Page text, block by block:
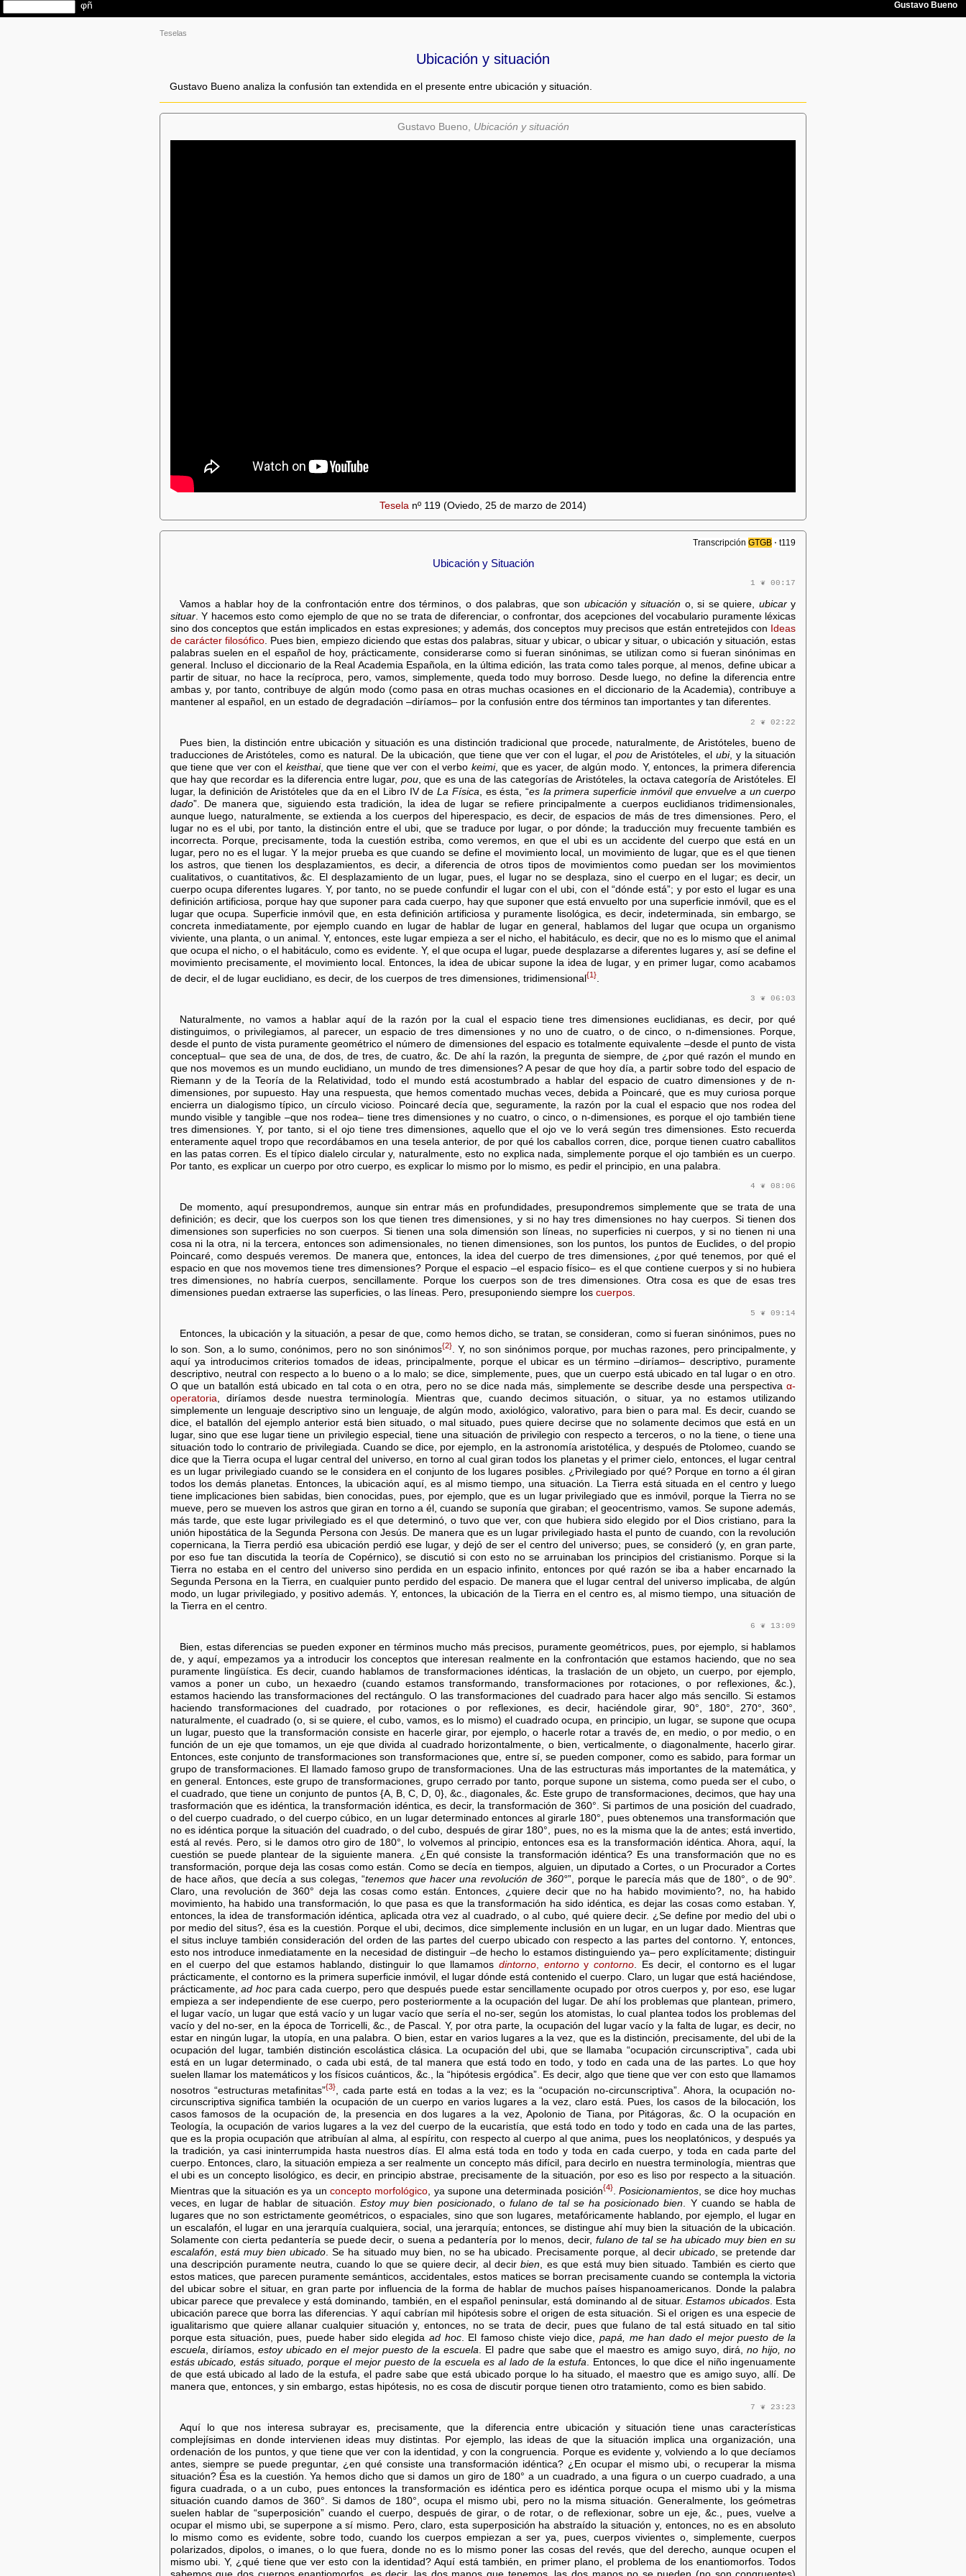
Teselas
Ubicación y situación
Gustavo Bueno analiza la confusión tan extendida en el presente entre ubicación y situación.
Gustavo Bueno, Ubicación y situación
Tesela nº 119 (Oviedo, 25 de marzo de 2014)
TranscripciónGTGB ⋅ t119
Ubicación y Situación
1 ❦ 00:17
Vamos a hablar hoy de la confrontación entre dos términos, o dos palabras, que son ubicacióny situacióno, si se quiere, ubicary
situar. Y hacemos esto como ejemplo de que no se trata de diferenciar, o confrontar, dos acepciones del vocabulario puramente léxicas
sino dos conceptos que están implicados en estas expresiones; y además, dos conceptos muy precisos que están entretejidos con Ideas
de carácter filosófico. Pues bien, empiezo diciendo que estas dos palabras, situar y ubicar, o ubicar y situar, o ubicación y situación, estas
palabras suelen en el español de hoy, prácticamente, considerarse como si fueran sinónimas, se utilizan como si fueran sinónimas en
general. Incluso el diccionario de la Real Academia Española, en la última edición, las trata como tales porque, al menos, define ubicar a
partir de situar, no hace la recíproca, pero, vamos, simplemente, queda todo muy borroso. Desde luego, no define la diferencia entre
ambas y, por tanto, contribuye de algún modo (como pasa en otras muchas ocasiones en el diccionario de la Academia), contribuye a
mantener al español, en un estado de degradación –diríamos– por la confusión entre dos términos tan importantes y tan diferentes.
2 ❦ 02:22
Pues bien, la distinción entre ubicación y situación es una distinción tradicional que procede, naturalmente, de Aristóteles, bueno de
traducciones de Aristóteles, como es natural. De la ubicación, que tiene que ver con el lugar, elpou de Aristóteles, el ubi, y la situación
que tiene que ver con el keisthai, que tiene que ver con el verbokeimi, que es yacer, de algún modo. Y, entonces, la primera diferencia
que hay que recordar es la diferencia entre lugar, pou, que es una de las categorías de Aristóteles, la octava categoría de Aristóteles. El
lugar, la definición de Aristóteles que da en el Libro IV deLa Física, es ésta, “es la primera superficie inmóvil que envuelve a un cuerpo
dado”. De manera que, siguiendo esta tradición, la idea de lugar se refiere principalmente a cuerpos euclidianos tridimensionales,
aunque luego, naturalmente, se extienda a los cuerpos del hiperespacio, es decir, de espacios de más de tres dimensiones. Pero, el
lugar no es el ubi, por tanto, la distinción entre el ubi, que se traduce por lugar, o por dónde; la traducción muy frecuente también es
incorrecta. Porque, precisamente, toda la cuestión estriba, como veremos, en que el ubi es un accidente del cuerpo que está en un
lugar, pero no es el lugar. Y la mejor prueba es que cuando se define el movimiento local, un movimiento de lugar, que es el que tienen
los astros, que tienen los desplazamientos, es decir, a diferencia de otros tipos de movimientos como puedan ser los movimientos
cualitativos, o cuantitativos, &c. El desplazamiento de un lugar, pues, el lugar no se desplaza, sino el cuerpo en el lugar; es decir, un
cuerpo ocupa diferentes lugares. Y, por tanto, no se puede confundir el lugar con el ubi, con el “dónde está”; y por esto el lugar es una
definición artificiosa, porque hay que suponer para cada cuerpo, hay que suponer que está envuelto por una superficie inmóvil, que es el
lugar que ocupa. Superficie inmóvil que, en esta definición artificiosa y puramente lisológica, es decir, indeterminada, sin embargo, se
concreta inmediatamente, por ejemplo cuando en lugar de hablar de lugar en general, hablamos del lugar que ocupa un organismo
viviente, una planta, o un animal. Y, entonces, este lugar empieza a ser el nicho, el habitáculo, es decir, que no es lo mismo que el animal
que ocupa el nicho, o el habitáculo, como es evidente. Y, el que ocupa el lugar, puede desplazarse a diferentes lugares y, así se define el
movimiento precisamente, el movimiento local. Entonces, la idea de ubicar supone la idea de lugar, y en primer lugar, como acabamos
de decir, el de lugar euclidiano, es decir, de los cuerpos de tres dimensiones, tridimensional{1}.
3 ❦ 06:03
Naturalmente, no vamos a hablar aquí de la razón por la cual el espacio tiene tres dimensiones euclidianas, es decir, por qué
distinguimos, o privilegiamos, al parecer, un espacio de tres dimensiones y no uno de cuatro, o de cinco, o n-dimensiones. Porque,
desde el punto de vista puramente geométrico el número de dimensiones del espacio es totalmente equivalente –desde el punto de vista
conceptual– que sea de una, de dos, de tres, de cuatro, &c. De ahí la razón, la pregunta de siempre, de ¿por qué razón el mundo en
que nos movemos es un mundo euclidiano, un mundo de tres dimensiones? A pesar de que hoy día, a partir sobre todo del espacio de
Riemann y de la Teoría de la Relatividad, todo el mundo está acostumbrado a hablar del espacio de cuatro dimensiones y de n-
dimensiones, por supuesto. Hay una respuesta, que hemos comentado muchas veces, debida a Poincaré, que es muy curiosa porque
encierra un dialogismo típico, un círculo vicioso. Poincaré decía que, seguramente, la razón por la cual el espacio que nos rodea del
mundo visible y tangible –que nos rodea– tiene tres dimensiones y no cuatro, o cinco, o n-dimensiones, es porque el ojo también tiene
tres dimensiones. Y, por tanto, si el ojo tiene tres dimensiones, aquello que el ojo ve lo verá según tres dimensiones. Esto recuerda
enteramente aquel tropo que recordábamos en una tesela anterior, de por qué los caballos corren, dice, porque tienen cuatro caballitos
en las patas corren. Es el típico dialelo circular y, naturalmente, esto no explica nada, simplemente porque el ojo también es un cuerpo.
Por tanto, es explicar un cuerpo por otro cuerpo, es explicar lo mismo por lo mismo, es pedir el principio, en una palabra.
4 ❦ 08:06
De momento, aquí presupondremos, aunque sin entrar más en profundidades, presupondremos simplemente que se trata de una
definición; es decir, que los cuerpos son los que tienen tres dimensiones, y si no hay tres dimensiones no hay cuerpos. Si tienen dos
dimensiones son superficies no son cuerpos. Si tienen una sola dimensión son líneas, no superficies ni cuerpos, y si no tienen ni una
cosa ni la otra, ni la tercera, entonces son adimensionales, no tienen dimensiones, son los puntos, los puntos de Euclides, o del propio
Poincaré, como después veremos. De manera que, entonces, la idea del cuerpo de tres dimensiones, ¿por qué tenemos, por qué el
espacio en que nos movemos tiene tres dimensiones? Porque el espacio –el espacio físico– es el que contiene cuerpos y si no hubiera
tres dimensiones, no habría cuerpos, sencillamente. Porque los cuerpos son de tres dimensiones. Otra cosa es que de esas tres
dimensiones puedan extraerse las superficies, o las líneas. Pero, presuponiendo siempre los cuerpos.
5 ❦ 09:14
Entonces, la ubicación y la situación, a pesar de que, como hemos dicho, se tratan, se consideran, como si fueran sinónimos, pues no
lo son. Son, a lo sumo, conónimos, pero no son sinónimos{2}. Y, no son sinónimos porque, por muchas razones, pero principalmente, y
aquí ya introducimos criterios tomados de ideas, principalmente, porque el ubicar es un término –diríamos– descriptivo, puramente
descriptivo, neutral con respecto a lo bueno o a lo malo; se dice, simplemente, pues, que un cuerpo está ubicado en tal lugar o en otro.
O que un batallón está ubicado en tal cota o en otra, pero no se dice nada más, simplemente se describe desde una perspectivaα-
operatoria , diríamos desde nuestra terminología. Mientras que, cuando decimos situación, o situar, ya no estamos utilizando
simplemente un lenguaje descriptivo sino un lenguaje, de algún modo, axiológico, valorativo, para bien o para mal. Es decir, cuando se
dice, el batallón del ejemplo anterior está bien situado, o mal situado, pues quiere decirse que no solamente decimos que está en un
lugar, sino que ese lugar tiene un privilegio especial, tiene una situación de privilegio con respecto a terceros, o no la tiene, o tiene una
situación todo lo contrario de privilegiada. Cuando se dice, por ejemplo, en la astronomía aristotélica, y después de Ptolomeo, cuando se
dice que la Tierra ocupa el lugar central del universo, en torno al cual giran todos los planetas y el primer cielo, entonces, el lugar central
es un lugar privilegiado cuando se le considera en el conjunto de los lugares posibles. ¿Privilegiado por qué? Porque en torno a él giran
todos los demás planetas. Entonces, la ubicación aquí, es al mismo tiempo, una situación. La Tierra está situada en el centro y luego
tiene implicaciones bien sabidas, bien conocidas, pues, por ejemplo, que es un lugar privilegiado que es inmóvil, porque la Tierra no se
mueve, pero se mueven los astros que giran en torno a él, cuando se suponía que giraban; el geocentrismo, vamos. Se supone además,
más tarde, que este lugar privilegiado es el que determinó, o tuvo que ver, con que hubiera sido elegido por el Dios cristiano, para la
unión hipostática de la Segunda Persona con Jesús. De manera que es un lugar privilegiado hasta el punto de cuando, con la revolución
copernicana, la Tierra perdió esa ubicación perdió ese lugar, y dejó de ser el centro del universo; pues, se consideró (y, en gran parte,
por eso fue tan discutida la teoría de Copérnico), se discutió si con esto no se arruinaban los principios del cristianismo. Porque si la
Tierra no estaba en el centro del universo sino perdida en un espacio infinito, entonces por qué razón se iba a haber encarnado la
Segunda Persona en la Tierra, en cualquier punto perdido del espacio. De manera que el lugar central del universo implicaba, de algún
modo, un lugar privilegiado, y positivo además. Y, entonces, la ubicación de la Tierra en el centro es, al mismo tiempo, una situación de
la Tierra en el centro.
6 ❦ 13:09
Bien, estas diferencias se pueden exponer en términos mucho más precisos, puramente geométricos, pues, por ejemplo, si hablamos
de, y aquí, empezamos ya a introducir los conceptos que interesan realmente en la confrontación que estamos haciendo, que no sea
puramente lingüística. Es decir, cuando hablamos de transformaciones idénticas, la traslación de un objeto, un cuerpo, por ejemplo,
vamos a poner un cubo, un hexaedro (cuando estamos transformando, transformaciones por rotaciones, o por reflexiones, &c.),
estamos haciendo las transformaciones del rectángulo. O las transformaciones del cuadrado para hacer algo más sencillo. Si estamos
haciendo transformaciones del cuadrado, por rotaciones o por reflexiones, es decir, haciéndole girar, 90°, 180°, 270°, 360°,
naturalmente, el cuadrado (o, si se quiere, el cubo, vamos, es lo mismo) el cuadrado ocupa, en principio, un lugar, se supone que ocupa
un lugar, puesto que la transformación consiste en hacerle girar, por ejemplo, o hacerle rotar a través de, en medio, o por medio, o en
función de un eje que tomamos, un eje que divida al cuadrado horizontalmente, o bien, verticalmente, o diagonalmente, hacerlo girar.
Entonces, este conjunto de transformaciones son transformaciones que, entre sí, se pueden componer, como es sabido, para formar un
grupo de transformaciones. El llamado famoso grupo de transformaciones. Una de las estructuras más importantes de la matemática, y
en general. Entonces, este grupo de transformaciones, grupo cerrado por tanto, porque supone un sistema, como pueda ser el cubo, o
el cuadrado, que tiene un conjunto de puntos {A, B, C, D, 0}, &c., diagonales, &c. Este grupo de transformaciones, decimos, que hay una
trasformación que es idéntica, la transformación idéntica, es decir, la transformación de 360°. Si partimos de una posición del cuadrado,
o del cuerpo cuadrado, o del cuerpo cúbico, en un lugar determinado entonces al girarle 180°, pues obtenemos una transformación que
no es idéntica porque la situación del cuadrado, o del cubo, después de girar 180°, pues, no es la misma que la de antes; está invertido,
está al revés. Pero, si le damos otro giro de 180°, lo volvemos al principio, entonces esa es la transformación idéntica. Ahora, aquí, la
cuestión se puede plantear de la siguiente manera. ¿En qué consiste la transformación idéntica? Es una transformación que no es
transformación, porque deja las cosas como están. Como se decía en tiempos, alguien, un diputado a Cortes, o un Procurador a Cortes
de hace años, que decía a sus colegas, “tenemos que hacer una revolución de 360°”, porque le parecía más que de 180°, o de 90°.
Claro, una revolución de 360° deja las cosas como están. Entonces, ¿quiere decir que no ha habido movimiento?, no, ha habido
movimiento, ha habido una transformación, lo que pasa es que la transformación ha sido idéntica, es dejar las cosas como estaban. Y,
entonces, la idea de transformación idéntica, aplicada otra vez al cuadrado, o al cubo, qué quiere decir. ¿Se define por medio del ubi o
por medio del situs?, ésa es la cuestión. Porque el ubi, decimos, dice simplemente inclusión en un lugar, en un lugar dado. Mientras que
el situs incluye también consideración del orden de las partes del cuerpo ubicado con respecto a las partes del contorno. Y, entonces,
esto nos introduce inmediatamente en la necesidad de distinguir –de hecho lo estamos distinguiendo ya– pero explícitamente; distinguir
en el cuerpo del que estamos hablando, distinguir lo que llamamos dintorno, entornoy contorno. Es decir, el contorno es el lugar
prácticamente, el contorno es la primera superficie inmóvil, el lugar dónde está contenido el cuerpo. Claro, un lugar que está haciéndose,
prácticamente,ad hocpara cada cuerpo, pero que después puede estar sencillamente ocupado por otros cuerpos y, por eso, ese lugar
empieza a ser independiente de ese cuerpo, pero posteriormente a la ocupación del lugar. De ahí los problemas que plantean, primero,
el lugar vacío, un lugar que está vacío y un lugar vacío que sería el no-ser, según los atomistas, lo cual plantea todos los problemas del
vacío y del no-ser, en la época de Torricelli, &c., de Pascal. Y, por otra parte, la ocupación del lugar vacío y la falta de lugar, es decir, no
estar en ningún lugar, la utopía, en una palabra. O bien, estar en varios lugares a la vez, que es la distinción, precisamente, del ubi de la
ocupación del lugar, también distinción escolástica clásica. La ocupación del ubi, que se llamaba “ocupación circunscriptiva”, cada ubi
está en un lugar determinado, o cada ubi está, de tal manera que está todo en todo, y todo en cada una de las partes. Lo que hoy
suelen llamar los matemáticos y los físicos cuánticos, &c., la “hipótesis ergódica”. Es decir, algo que tiene que ver con esto que llamamos
nosotros “estructuras metafinitas”{3}
, cada parte está en todas a la vez; es la “ocupación no-circunscriptiva”. Ahora, la ocupación no-
circunscriptiva significa también la ocupación de un cuerpo en varios lugares a la vez, claro está. Pues, los casos de la bilocación, los
casos famosos de la ocupación de, la presencia en dos lugares a la vez, Apolonio de Tiana, por Pitágoras, &c. O la ocupación en
Teología, la ocupación de varios lugares a la vez del cuerpo de la eucaristía, que está todo en todo y todo en cada una de las partes,
que es la propia ocupación que atribuían al alma, al espíritu, con respecto al cuerpo al que anima, pues los neoplatónicos, y después ya
la tradición, ya casi ininterrumpida hasta nuestros días. El alma está toda en todo y toda en cada cuerpo, y toda en cada parte del
cuerpo. Entonces, claro, la situación empieza a ser realmente un concepto más difícil, para decirlo en nuestra terminología, mientras que
el ubi es un concepto lisológico, es decir, en principio abstrae, precisamente de la situación, por eso es liso por respecto a la situación.
Mientras que la situación es ya un concepto morfológico , ya supone una determinada posición{4}.Posicionamientos , se dice hoy muchas
veces, en lugar de hablar de situación.Estoy muy bien posicionado, ofulano de tal se ha posicionado bien . Y cuando se habla de
lugares que no son estrictamente geométricos, o espaciales, sino que son lugares, metafóricamente hablando, por ejemplo, el lugar en
un escalafón, el lugar en una jerarquía cualquiera, social, una jerarquía; entonces, se distingue ahí muy bien la situación de la ubicación.
Solamente con cierta pedantería se puede decir, o suena a pedantería por lo menos, decir, fulano de tal se ha ubicado muy bien en su
escalafón, está muy bien ubicado . Se ha situado muy bien, no se ha ubicado. Precisamente porque, al decirubicado , se pretende dar
una descripción puramente neutra, cuando lo que se quiere decir, al decirbien , es que está muy bien situado. También es cierto que
estos matices, que parecen puramente semánticos, accidentales, estos matices se borran precisamente cuando se contempla la victoria
del ubicar sobre el situar, en gran parte por influencia de la forma de hablar de muchos países hispanoamericanos. Donde la palabra
ubicar parece que prevalece y está dominando, también, en el español peninsular, está dominando al de situar.Estamos ubicados. Esta
ubicación parece que borra las diferencias. Y aquí cabrían mil hipótesis sobre el origen de esta situación. Si el origen es una especie de
igualitarismo que quiere allanar cualquier situación y, entonces, no se trata de decir, pues que fulano de tal está situado en tal sitio
porque esta situación, pues, puede haber sido elegidaad hoc. El famoso chiste viejo dice, papá, me han dado el mejor puesto de la
escuela , diríamos, estoy ubicado en el mejor puesto de la escuela . El padre que sabe que el maestro es amigo suyo, dirá,no hijo, no
estás ubicado, estás situado, porque el mejor puesto de la escuela es al lado de la estufa . Entonces, lo que dice el niño ingenuamente
de que está ubicado al lado de la estufa, el padre sabe que está ubicado porque lo ha situado, el maestro que es amigo suyo, allí. De
manera que, entonces, y sin embargo, estas hipótesis, no es cosa de discutir porque tienen otro tratamiento, como es bien sabido.
7 ❦ 23:23
Aquí lo que nos interesa subrayar es, precisamente, que la diferencia entre ubicación y situación tiene unas características
complejísimas en donde intervienen ideas muy distintas. Por ejemplo, las ideas de que la situación implica una organización, una
ordenación de los puntos, y que tiene que ver con la identidad, y con la congruencia. Porque es evidente y, volviendo a lo que decíamos
antes, siempre se puede preguntar, ¿en qué consiste una transformación idéntica? ¿En ocupar el mismo ubi, o recuperar la misma
situación? Ésa es la cuestión. Ya hemos dicho que si damos un giro de 180° a un cuadrado, a una figura o un cuerpo cuadrado, a una
figura cuadrada, o a un cubo, pues entonces la transformación es idéntica pero es idéntica porque ocupa el mismo ubi y la misma
situación cuando damos de 360°. Si damos de 180°, ocupa el mismo ubi, pero no la misma situación. Generalmente, los geómetras
suelen hablar de “superposición” cuando el cuerpo, después de girar, o de rotar, o de reflexionar, sobre un eje, &c., pues, vuelve a
ocupar el mismo ubi, se superpone a sí mismo. Pero, claro, esta superposición ha abstraído la situación y, entonces, no es en absoluto
lo mismo como es evidente, sobre todo, cuando los cuerpos empiezan a ser ya, pues, cuerpos vivientes o, simplemente, cuerpos
polarizados, dipolos, o imanes, o lo que fuera, donde no es lo mismo poner las cosas del revés, que del derecho, aunque ocupen el
mismo ubi. Y, ¿qué tiene que ver esto con la identidad? Aquí está también, en primer plano, el problema de los enantiomorfos. Todos